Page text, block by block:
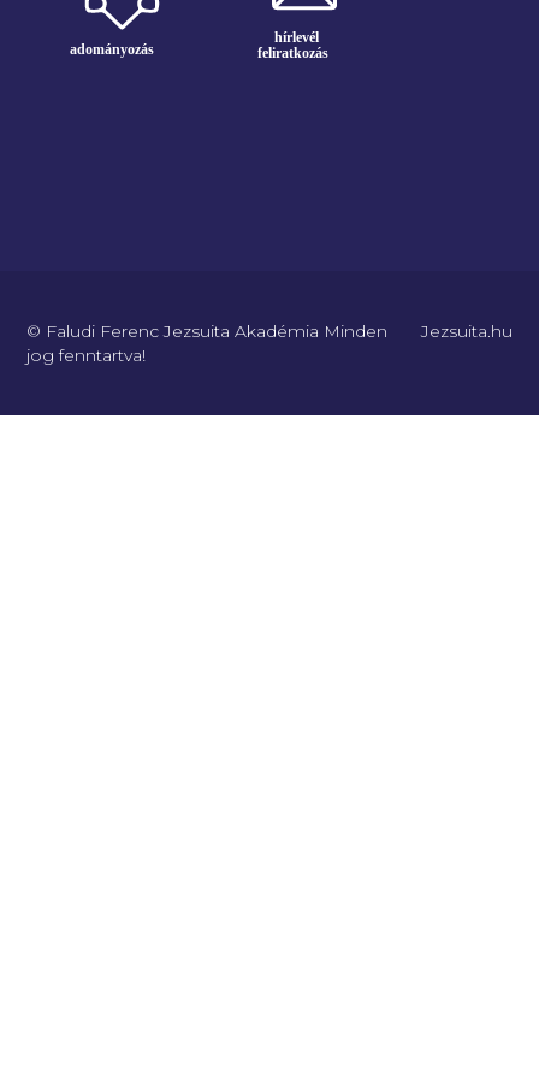
© Faludi Ferenc Jezsuita Akadémia Minden
jog fenntartva!
Jezsuita.hu